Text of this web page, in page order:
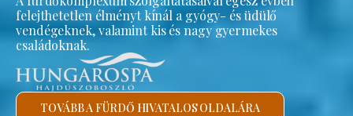
felejthetetlen élményt kínál a gyógy- és üdülő
vendégeknek, valamint kis és nagy gyermekes
családoknak.
TOVÁBB A FÜRDŐ HIVATALOS OLDALÁRA